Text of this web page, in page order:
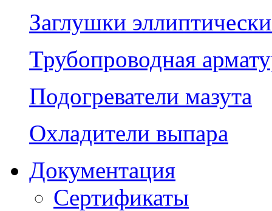
Заглушки
Трубопроводная
Подогреватели мазута
Охладители выпара
Документация
Сертификаты